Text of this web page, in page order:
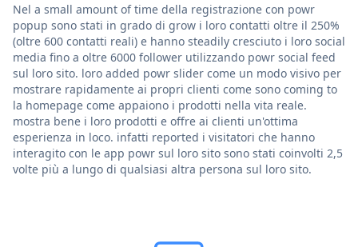
Nel a small amount of time della registrazione con powr
popup sono stati in grado di grow i loro contatti oltre il 250%
(oltre 600 contatti reali) e hanno steadily cresciuto i loro social
media fino a oltre 6000 follower utilizzando powr social feed
sul loro sito. loro added powr slider come un modo visivo per
mostrare rapidamente ai propri clienti come sono coming to
la homepage come appaiono i prodotti nella vita reale.
mostra bene i loro prodotti e offre ai clienti un'ottima
esperienza in loco. infatti reported i visitatori che hanno
interagito con le app powr sul loro sito sono stati coinvolti 2,5
volte più a lungo di qualsiasi altra persona sul loro sito.